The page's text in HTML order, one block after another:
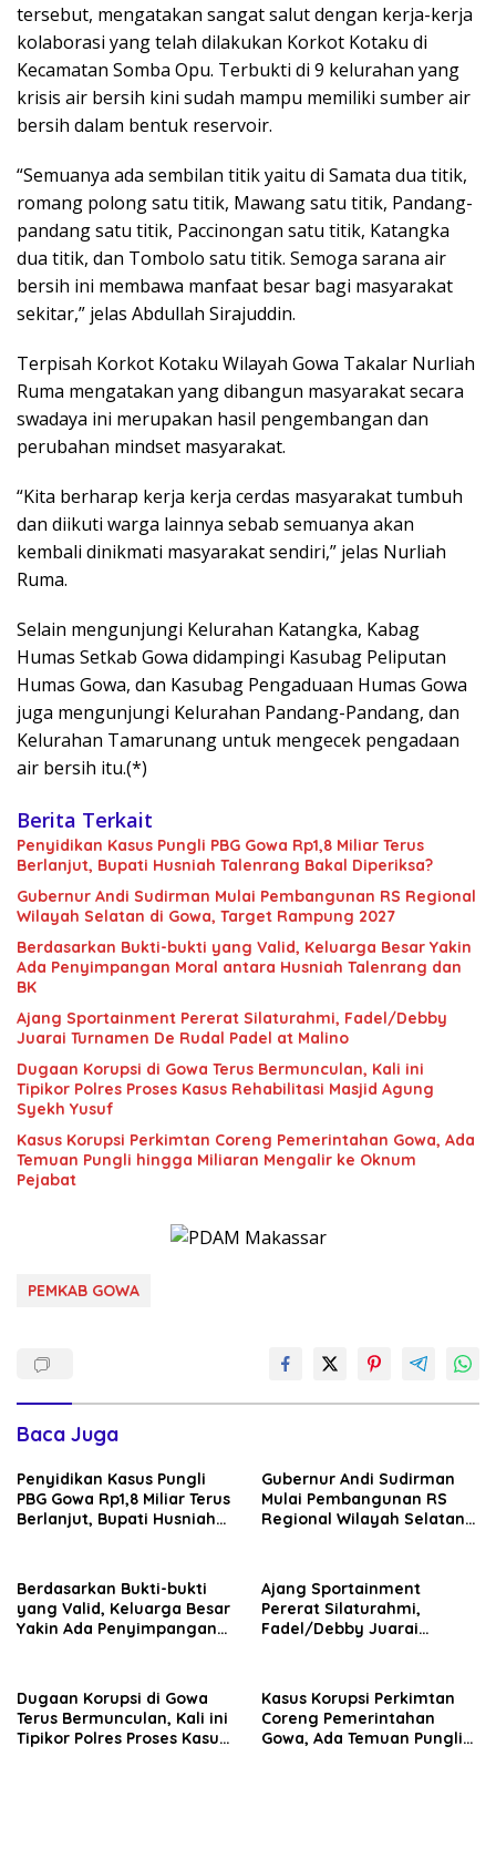
tersebut, mengatakan sangat salut dengan kerja-kerja
kolaborasi yang telah dilakukan Korkot Kotaku di
Kecamatan Somba Opu. Terbukti di 9 kelurahan yang
krisis air bersih kini sudah mampu memiliki sumber air
bersih dalam bentuk reservoir.
“Semuanya ada sembilan titik yaitu di Samata dua titik,
romang polong satu titik, Mawang satu titik, Pandang-
pandang satu titik, Paccinongan satu titik, Katangka
dua titik, dan Tombolo satu titik. Semoga sarana air
bersih ini membawa manfaat besar bagi masyarakat
sekitar,” jelas Abdullah Sirajuddin.
Terpisah Korkot Kotaku Wilayah Gowa Takalar Nurliah
Ruma mengatakan yang dibangun masyarakat secara
swadaya ini merupakan hasil pengembangan dan
perubahan mindset masyarakat.
“Kita berharap kerja kerja cerdas masyarakat tumbuh
dan diikuti warga lainnya sebab semuanya akan
kembali dinikmati masyarakat sendiri,” jelas Nurliah
Ruma.
Selain mengunjungi Kelurahan Katangka, Kabag
Humas Setkab Gowa didampingi Kasubag Peliputan
Humas Gowa, dan Kasubag Pengaduaan Humas Gowa
juga mengunjungi Kelurahan Pandang-Pandang, dan
Kelurahan Tamarunang untuk mengecek pengadaan
air bersih itu.(*)
Berita Terkait
Penyidikan Kasus Pungli PBG Gowa Rp1,8 Miliar Terus
Berlanjut, Bupati Husniah Talenrang Bakal Diperiksa?
Gubernur Andi Sudirman Mulai Pembangunan RS Regional
Wilayah Selatan di Gowa, Target Rampung 2027
Berdasarkan Bukti-bukti yang Valid, Keluarga Besar Yakin
Ada Penyimpangan Moral antara Husniah Talenrang dan
BK
Ajang Sportainment Pererat Silaturahmi, Fadel/Debby
Juarai Turnamen De Rudal Padel at Malino
Dugaan Korupsi di Gowa Terus Bermunculan, Kali ini
Tipikor Polres Proses Kasus Rehabilitasi Masjid Agung
Syekh Yusuf
Kasus Korupsi Perkimtan Coreng Pemerintahan Gowa, Ada
Temuan Pungli hingga Miliaran Mengalir ke Oknum
Pejabat
PEMKAB GOWA
Baca Juga
Penyidikan Kasus Pungli
PBG Gowa Rp1,8 Miliar Terus
Berlanjut, Bupati Husniah
Gubernur Andi Sudirman
Mulai Pembangunan RS
Regional Wilayah Selatan
Berdasarkan Bukti-bukti
yang Valid, Keluarga Besar
Yakin Ada Penyimpangan
Ajang Sportainment
Pererat Silaturahmi,
Fadel/Debby Juarai
Dugaan Korupsi di Gowa
Terus Bermunculan, Kali ini
Tipikor Polres Proses Kasus
Kasus Korupsi Perkimtan
Coreng Pemerintahan
Gowa, Ada Temuan Pungli